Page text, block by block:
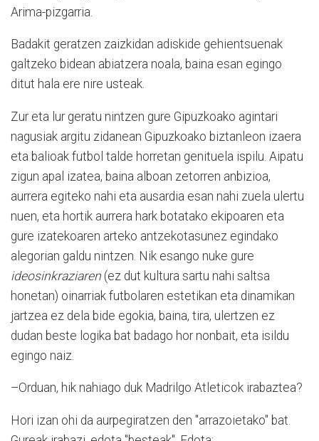
Arima-pizgarria.
Badakit geratzen zaizkidan adiskide gehientsuenak
galtzeko bidean abiatzera noala, baina esan egingo
ditut hala ere nire usteak.
Zur eta lur geratu nintzen gure Gipuzkoako agintari
nagusiak argitu zidanean Gipuzkoako biztanleon izaera
eta balioak futbol talde horretan genituela ispilu. Aipatu
zigun apal izatea, baina alboan zetorren anbizioa,
aurrera egiteko nahi eta ausardia esan nahi zuela ulertu
nuen, eta hortik aurrera hark botatako ekipoaren eta
gure izatekoaren arteko antzekotasunez egindako
alegorian galdu nintzen. Nik esango nuke gure
ideosinkraziaren (ez dut kultura sartu nahi saltsa
honetan) oinarriak futbolaren estetikan eta dinamikan
jartzea ez dela bide egokia, baina, tira, ulertzen ez
dudan beste logika bat badago hor nonbait, eta isildu
egingo naiz.
–Orduan, hik nahiago duk Madrilgo Atleticok irabaztea?
Hori izan ohi da aurpegiratzen den "arrazoietako" bat.